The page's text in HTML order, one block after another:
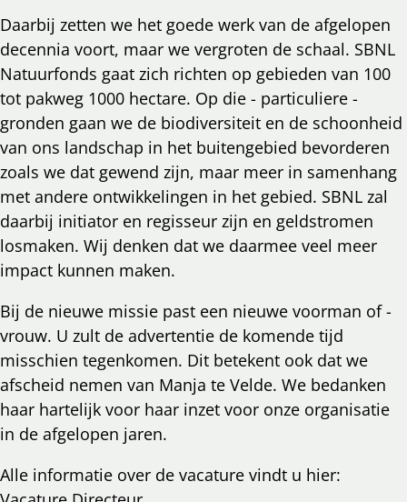
Daarbij zetten we het goede werk van de afgelopen
decennia voort, maar we vergroten de schaal. SBNL
Natuurfonds gaat zich richten op gebieden van 100
tot pakweg 1000 hectare. Op die - particuliere -
gronden gaan we de biodiversiteit en de schoonheid
van ons landschap in het buitengebied bevorderen
zoals we dat gewend zijn, maar meer in samenhang
met andere ontwikkelingen in het gebied. SBNL zal
daarbij initiator en regisseur zijn en geldstromen
losmaken. Wij denken dat we daarmee veel meer
impact kunnen maken.
Bij de nieuwe missie past een nieuwe voorman of -
vrouw. U zult de advertentie de komende tijd
misschien tegenkomen. Dit betekent ook dat we
afscheid nemen van Manja te Velde. We bedanken
haar hartelijk voor haar inzet voor onze organisatie
in de afgelopen jaren.
Alle informatie over de vacature vindt u hier: